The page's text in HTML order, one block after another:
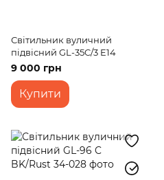
Світильник вуличний
підвісний GL-35C/3 E14
9 000 грн
Купити